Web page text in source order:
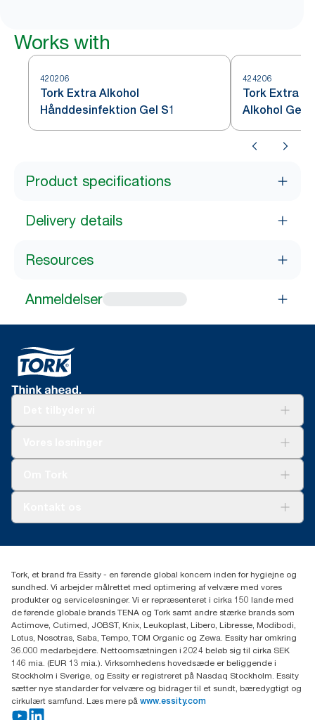
Works with
420206
Tork Extra Alkohol
Hånddesinfektion Gel S1
424206
Tork Extra
Alkohol Gel
Product specifications
Delivery details
Resources
Anmeldelser
Smiley-rapport
(+45) 48 16 82 44
Professional Hygiene
Gydevang 33
DK-3450 Allerød
Tork, et brand fra Essity - en førende global koncern inden for hygiejne og
sundhed. Vi arbejder målrettet med optimering af velvære med vores
produkter og serviceløsninger. Vi er repræsenteret i cirka 150 lande med
de førende globale brands TENA og Tork samt andre stærke brands som
Actimove, Cutimed, JOBST, Knix, Leukoplast, Libero, Libresse, Modibodi,
Lotus, Nosotras, Saba, Tempo, TOM Organic og Zewa. Essity har omkring
36.000 medarbejdere. Nettoomsætningen i 2024 beløb sig til cirka SEK
146 mia. (EUR 13 mia.). Virksomhedens hovedsæde er beliggende i
Stockholm i Sverige, og Essity er registreret på Nasdaq Stockholm. Essity
sætter nye standarder for velvære og bidrager til et sundt, bæredygtigt og
cirkulært samfund. Læs mere på www.essity.com